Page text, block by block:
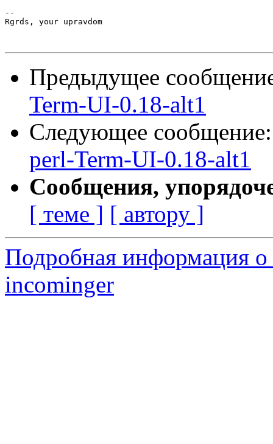
--
Rgrds, your upravdom
Предыдущее
Term-UI-0.18-alt1
Следующее
perl-Term-UI-0.18-alt1
Сообщения,
[ теме ] [ автору ]
Подробная информация о
incominger